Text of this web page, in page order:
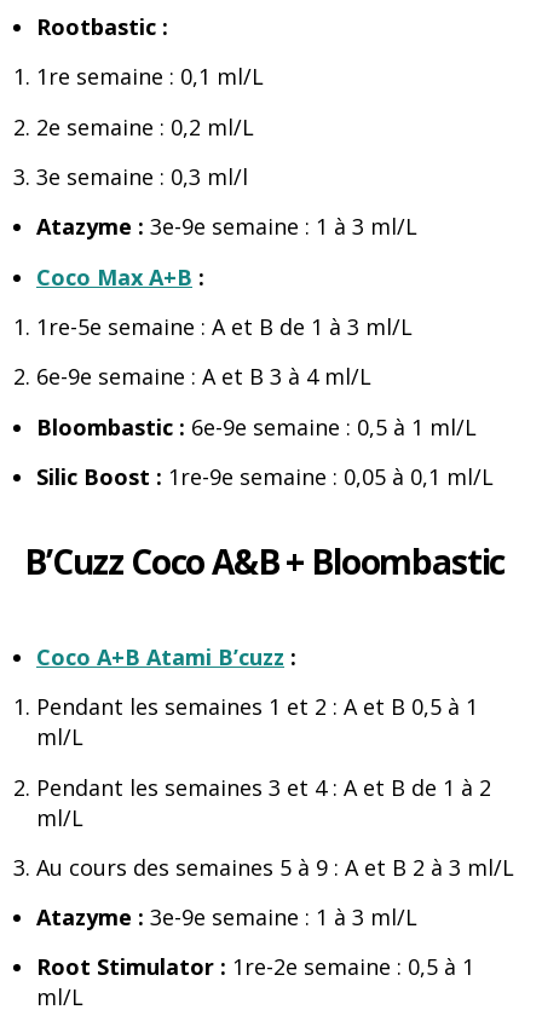
Rootbastic :
1re semaine : 0,1 ml/L
2e semaine : 0,2 ml/L
3e semaine : 0,3 ml/l
Atazyme : 3e-9e semaine : 1 à 3 ml/L
Coco Max A+B :
1re-5e semaine : A et B de 1 à 3 ml/L
6e-9e semaine : A et B 3 à 4 ml/L
Bloombastic : 6e-9e semaine : 0,5 à 1 ml/L
Silic Boost : 1re-9e semaine : 0,05 à 0,1 ml/L
B’Cuzz Coco A&B + Bloombastic
Coco A+B Atami B’cuzz :
Pendant les semaines 1 et 2 : A et B 0,5 à 1
ml/L
Pendant les semaines 3 et 4 : A et B de 1 à 2
ml/L
Au cours des semaines 5 à 9 : A et B 2 à 3 ml/L
Atazyme : 3e-9e semaine : 1 à 3 ml/L
Root Stimulator : 1re-2e semaine : 0,5 à 1
ml/L